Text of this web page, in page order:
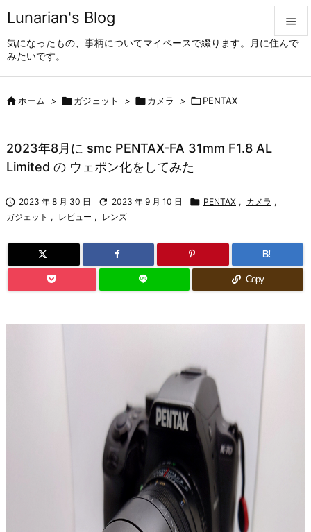
Lunarian's Blog
気になったもの、事柄についてマイペースで綴ります。月に住んで
みたいです。


ホーム > ガジェット > カメラ > PENTAX
2023年8月に smc PENTAX-FA 31mm F1.8 AL
Limited の ウェポン化をしてみた
 2023 年 8 月 30 日  2023 年 9 月 10 日  PENTAX , カメラ ,
ガジェット , レビュー , レンズ
B!
Copy